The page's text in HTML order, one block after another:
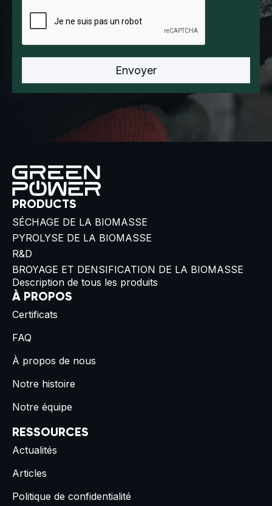
PRODUCTS
SÉCHAGE DE LA BIOMASSE
PYROLYSE DE LA BIOMASSE
R&D
BROYAGE ET DENSIFICATION DE LA BIOMASSE
Description de tous les produits
À PROPOS
Certificats
FAQ
À propos de nous
Notre histoire
Notre équipe
RESSOURCES
Actualités
Articles
Politique de confidentialité